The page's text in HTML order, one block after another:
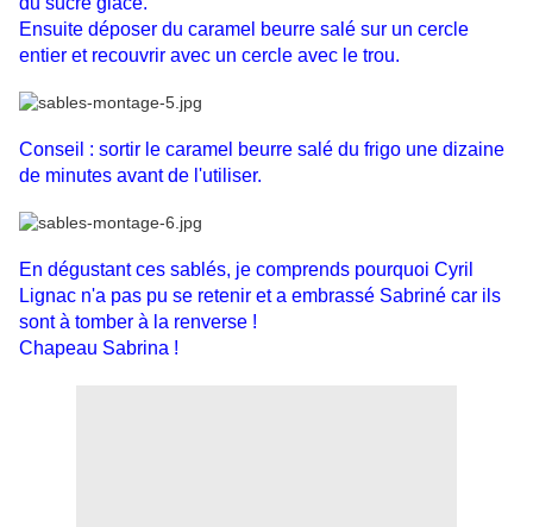
Ensuite déposer du caramel beurre salé sur un cercle
entier et recouvrir avec un cercle avec le trou.
Conseil : sortir le caramel beurre salé du frigo une dizaine
de minutes avant de l'utiliser.
En dégustant ces sablés, je comprends pourquoi Cyril
Lignac n'a pas pu se retenir et a embrassé Sabriné car ils
sont à tomber à la renverse !
Chapeau Sabrina !